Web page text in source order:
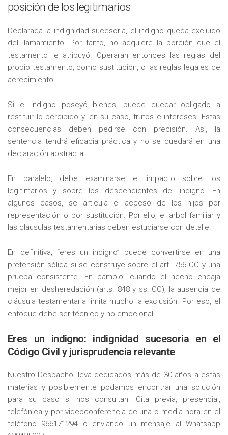
posición de los legitimarios
Declarada la indignidad sucesoria, el indigno queda excluido
del llamamiento. Por tanto, no adquiere la porción que el
testamento le atribuyó. Operarán entonces las reglas del
propio testamento, como sustitución, o las reglas legales de
acrecimiento.
Si el indigno poseyó bienes, puede quedar obligado a
restituir lo percibido y, en su caso, frutos e intereses. Estas
consecuencias deben pedirse con precisión. Así, la
sentencia tendrá eficacia práctica y no se quedará en una
declaración abstracta.
En paralelo, debe examinarse el impacto sobre los
legitimarios y sobre los descendientes del indigno. En
algunos casos, se articula el acceso de los hijos por
representación o por sustitución. Por ello, el árbol familiar y
las cláusulas testamentarias deben estudiarse con detalle.
En definitiva, “eres un indigno” puede convertirse en una
pretensión sólida si se construye sobre el art. 756 CC y una
prueba consistente. En cambio, cuando el hecho encaja
mejor en desheredación (arts. 848 y ss. CC), la ausencia de
cláusula testamentaria limita mucho la exclusión. Por eso, el
enfoque debe ser técnico y no emocional.
Eres un indigno: indignidad sucesoria en el
Código Civil y jurisprudencia relevante
Nuestro Despacho lleva dedicados más de 30 años a estas
materias y posiblemente podamos encontrar una solución
para su caso si nos consultan. Cita previa, presencial,
telefónica y por videoconferencia de una o media hora en el
teléfono 966171294 o enviando un mensaje al Whatsapp